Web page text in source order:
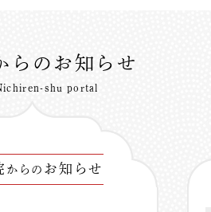
らのお知らせ
shu portal
からの お知らせ